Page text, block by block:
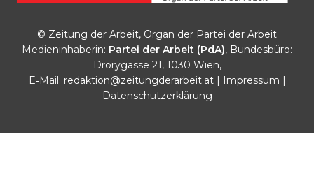
© Zeitung der Arbeit, Organ der Partei der Arbeit
Medieninhaberin: Partei der Arbeit (PdA), Bundesbüro:
Drorygasse 21, 1030 Wien,
E‑Mail: redaktion@zeitungderarbeit.at| Impressum |
Datenschutzerklärung